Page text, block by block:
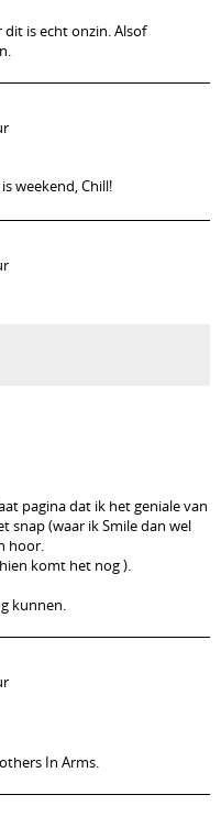
is echt onzin. Alsof
weekend, Chill!
pagina dat ik het geniale van
snap (waar ik Smile dan wel
hoor.
komt het nog ).
kunnen.
In Arms.